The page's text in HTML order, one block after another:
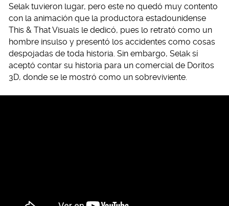
Selak tuvieron lugar, pero este no quedó muy contento
con la animación que la productora estadounidense
This & That Visuals le dedicó, pues lo retrató como un
hombre insulso y presentó los accidentes como cosas
despojadas de toda historia. Sin embargo, Selak sí
aceptó contar su historia para un comercial de Doritos
3D, donde se le mostró como un sobreviviente.